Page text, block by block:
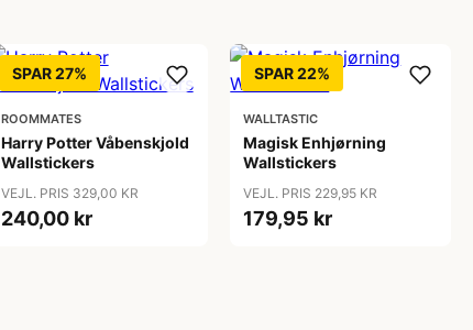
SPAR 27%
ROOMMATES
Harry Potter Våbenskjold
Wallstickers
VEJL. PRIS 329,00 KR
240,00 kr
SPAR 22%
WALLTASTIC
Magisk Enhjørning
Wallstickers
VEJL. PRIS 229,95 KR
179,95 kr